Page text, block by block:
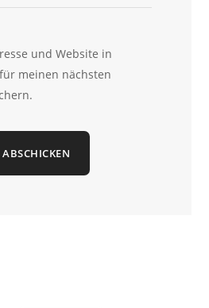
und Website in
meinen nächsten